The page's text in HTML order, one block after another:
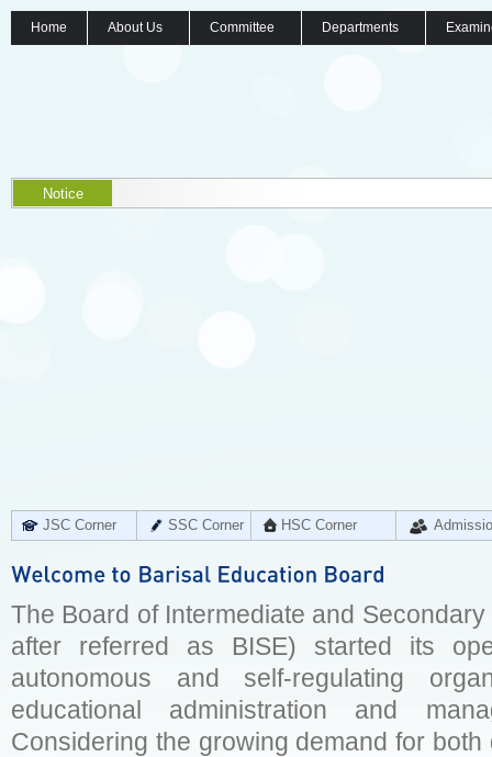
Home About Us Committee Departments
Notice
JSC Corner SSC Corner HSC Corner
The Board of Intermediate and
after referred as BISE) started its
autonomous and self-regulating
educational administration and
Considering the growing demand for